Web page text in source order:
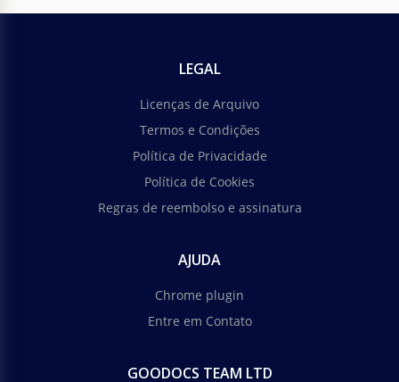
LEGAL
Licenças de Arquivo
Termos e Condições
Política de Privacidade
Política de Cookies
Regras de reembolso e assinatura
AJUDA
Chrome plugin
Entre em Contato
GOODOCS TEAM LTD